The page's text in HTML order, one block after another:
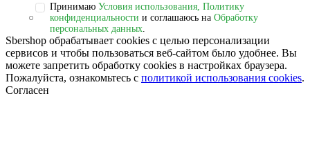
Принимаю Условия использования, Политику
конфиденциальности и соглашаюсь на Обработку
персональных данных.
Sbershop обрабатывает cookies с целью персонализации
сервисов и чтобы пользоваться веб-сайтом было удобнее. Вы
можете запретить обработку сookies в настройках браузера.
Пожалуйста, ознакомьтесь с политикой использования cookies.
Согласен